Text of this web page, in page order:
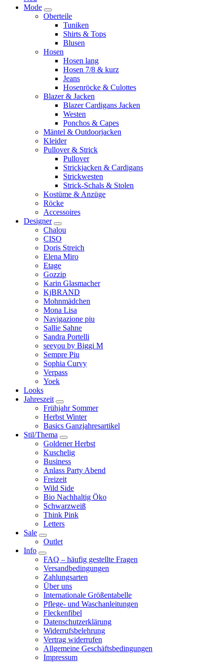
Mode
Oberteile
Tuniken
Shirts & Tops
Blusen
Hosen
Hosen lang
Hosen 7/8 & kurz
Jeans
Hosenröcke & Culottes
Blazer & Jacken
Blazer Cardigans Jacken
Westen
Ponchos & Capes
Mäntel & Outdoorjacken
Kleider
Pullover & Strick
Pullover
Strickjacken & Cardigans
Strickwesten
Strick-Schals & Stolen
Kostüme & Anzüge
Röcke
Accessoires
Designer
Chalou
CISO
Doris Streich
Elena Miro
Etage
Gozzip
Karin Glasmacher
KjBRAND
Mohnmädchen
Mona Lisa
Navigazione piu
Sallie Sahne
Sandra Portelli
seeyou by Biggi M
Sempre Piu
Sophia Curvy
Verpass
Yoek
Looks
Jahreszeit
Frühjahr Sommer
Herbst Winter
Basics Ganzjahresartikel
Stil/Thema
Goldener Herbst
Kuschelig
Business
Anlass Party Abend
Freizeit
Wild Side
Bio Nachhaltig Öko
Schwarzweiß
Think Pink
Letters
Sale
Outlet
Info
FAQ – häufig gestellte Fragen
Versandbedingungen
Zahlungsarten
Über uns
Internationale Größentabelle
Pflege- und Waschanleitungen
Fleckenfibel
Datenschutzerklärung
Widerrufsbelehrung
Vertrag widerrufen
Allgemeine Geschäftsbedingungen
Impressum